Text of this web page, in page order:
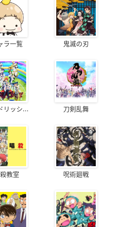
ラ一覧 鬼滅の刃
リッシ... 刀剣乱舞
教室 呪術廻戦